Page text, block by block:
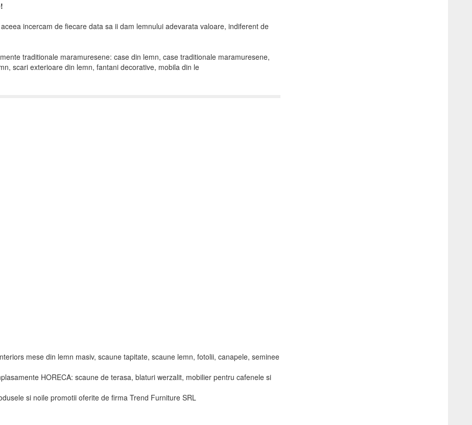
incercam de fiecare data sa ii dam lemnului adevarata valoare, indiferent de
traditionale maramuresene: case din lemn, case traditionale maramuresene,
scari exterioare din lemn, fantani decorative, mobila din le
mese din lemn masiv, scaune tapitate, scaune lemn, fotolii, canapele, seminee
HORECA: scaune de terasa, blaturi werzalit, mobilier pentru cafenele si
si noile promotii oferite de firma Trend Furniture SRL